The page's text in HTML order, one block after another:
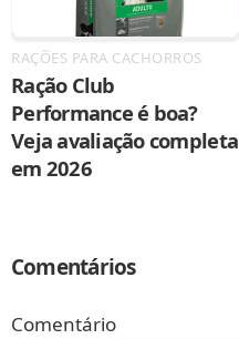
RAÇÕES PARA CACHORROS
Ração Club
Performance é boa?
Veja avaliação completa
em 2026
Comentários
Comentário